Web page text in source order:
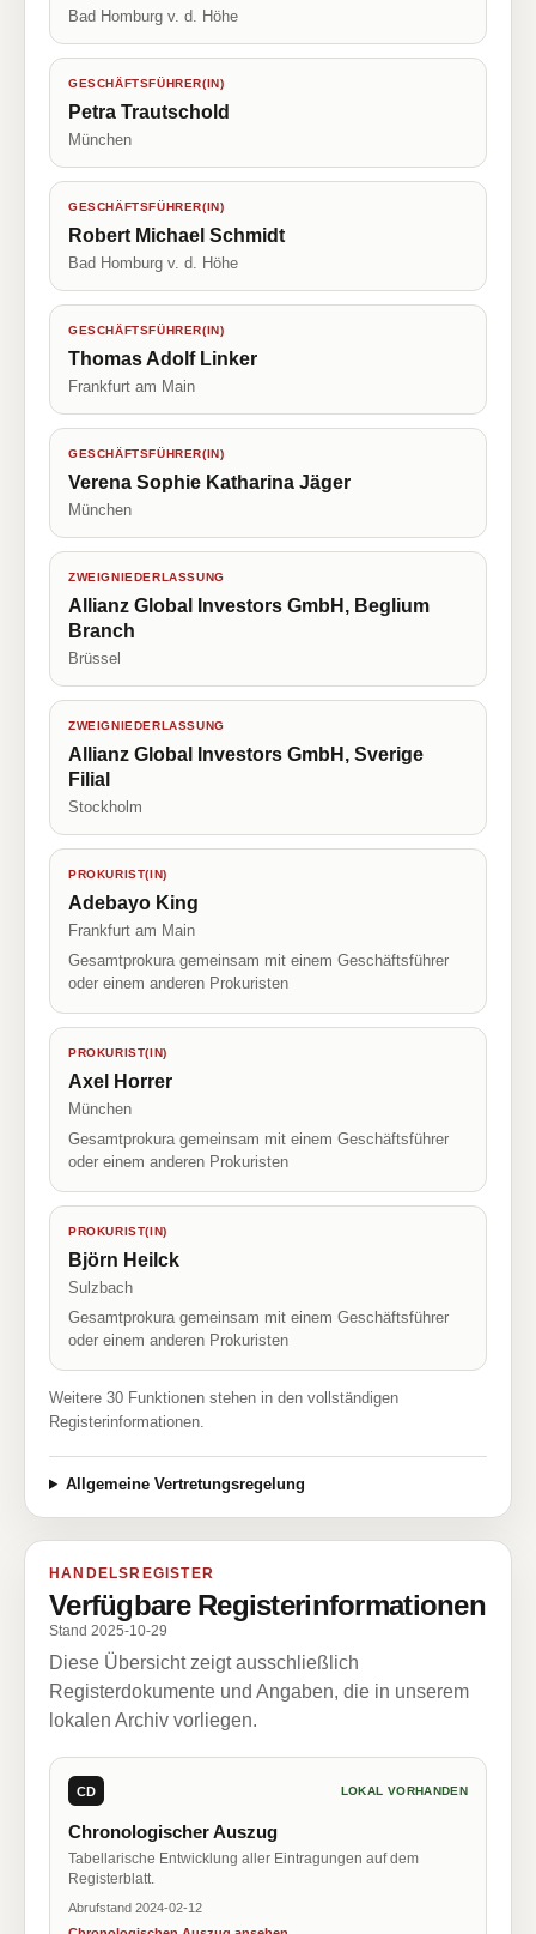
Bad Homburg v. d. Höhe
GESCHÄFTSFÜHRER(IN)
Petra Trautschold
München
GESCHÄFTSFÜHRER(IN)
Robert Michael Schmidt
Bad Homburg v. d. Höhe
GESCHÄFTSFÜHRER(IN)
Thomas Adolf Linker
Frankfurt am Main
GESCHÄFTSFÜHRER(IN)
Verena Sophie Katharina Jäger
München
ZWEIGNIEDERLASSUNG
Allianz Global Investors GmbH, Beglium
Branch
Brüssel
ZWEIGNIEDERLASSUNG
Allianz Global Investors GmbH, Sverige
Filial
Stockholm
PROKURIST(IN)
Adebayo King
Frankfurt am Main
Gesamtprokura gemeinsam mit einem Geschäftsführer
oder einem anderen Prokuristen
PROKURIST(IN)
Axel Horrer
München
Gesamtprokura gemeinsam mit einem Geschäftsführer
oder einem anderen Prokuristen
PROKURIST(IN)
Björn Heilck
Sulzbach
Gesamtprokura gemeinsam mit einem Geschäftsführer
oder einem anderen Prokuristen
Weitere 30 Funktionen stehen in den vollständigen
Registerinformationen.
Allgemeine Vertretungsregelung
HANDELSREGISTER
Verfügbare Registerinformationen
Stand 2025-10-29
Diese Übersicht zeigt ausschließlich
Registerdokumente und Angaben, die in unserem
lokalen Archiv vorliegen.
CD LOKAL VORHANDEN
Chronologischer Auszug
Tabellarische Entwicklung aller Eintragungen auf dem
Registerblatt.
Abrufstand 2024-02-12